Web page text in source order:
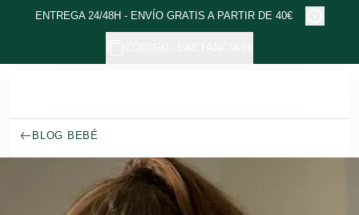
Ir al contenido principal
ENTREGA 24/48H - ENVÍO GRATIS A PARTIR DE 40€
BLOG BEBÉ